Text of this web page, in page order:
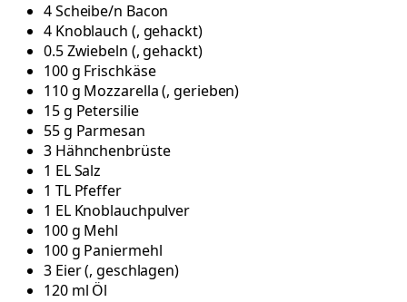
4Scheibe/n Bacon
4 Knoblauch (, gehackt)
0.5Zwiebeln (, gehackt)
100g Frischkäse
110g Mozzarella(, gerieben)
15g Petersilie
55g Parmesan
3 Hähnchenbrüste
1 ELSalz
1 TL Pfeffer
1 EL Knoblauchpulver
100g Mehl
100g Paniermehl
3 Eier(, geschlagen)
120 ml Öl